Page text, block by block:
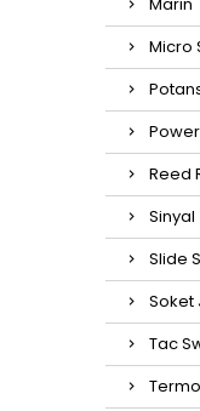
Micro
Power
Reed
Sinyal
Slide
Soket
Tac